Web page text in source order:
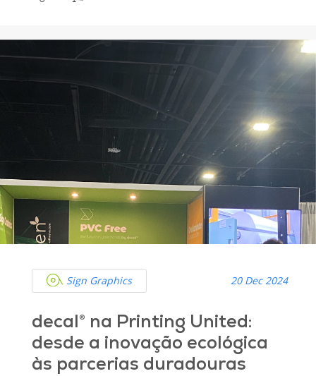
sustentáveis na indústria da moda, registou-se uma
evolução natural em direção aos tecidos ecológicos.
Estes materiais não só reduzem a pegada de carbono,
como também oferecem qualidade e desempenho
Sign Graphics 20 Dec 2024
decal® na Printing United:
desde a inovação ecológica
às parcerias duradouras